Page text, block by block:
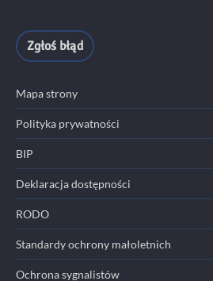
Zgłoś błąd
Mapa strony
Polityka prywatności
BIP
Deklaracja dostępności
RODO
Standardy ochrony małoletnich
Ochrona sygnalistów